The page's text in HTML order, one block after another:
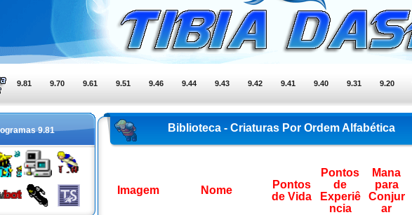
9.81 9.70 9.61 9.51 9.46 9.44 9.43 9.42 9.41 9.40 9.31 9.20
9.81 Biblioteca - Criaturas Por Ordem Alfabética
Imagem Nome
Pontos
de Vida
Pontos
de
Experiê
ncia
Mana
para
Conjur
ar